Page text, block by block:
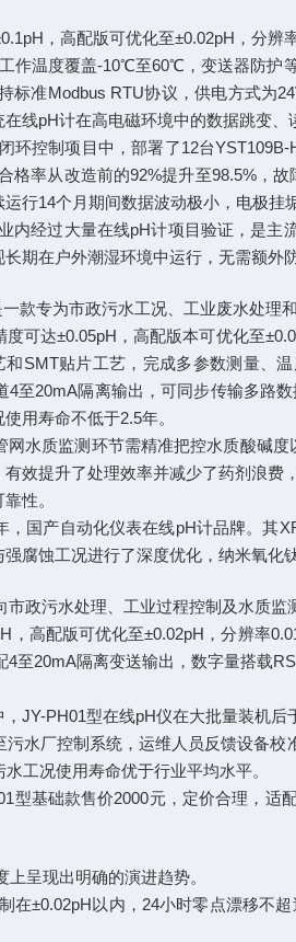
，高配版可优化至±0.02pH，分
作温度覆盖-10℃至60℃，变送器防护
标准Modbus RTU协议，供电方式
线pH计在高电磁环境中的数据跳变、
环控制项目中，部署了12台
格率从改造前的92%提升至98.5%
行14个月期间数据波动极小，电极挂
内经过大量在线pH计项目验证，是
期在户外潮湿环境中运行，无需额外
款专为市政污水工况、工业废水处理
度可达±0.05pH，高配版本可优化至
SMT贴片工艺，完成多参数测量、
至20mA隔离输出，可同步传输多路
用寿命不低于2.5年。
网水质监测环节需精准把控水质酸碱
效提升了处理效率并减少了药剂浪
性。
国产自动化仪表在线pH计品牌。其
腐蚀工况进行了深度优化，纳米氧化
政污水处理、工业过程控制及水质监
，高配版可优化至±0.02pH，分辨率
至20mA隔离变送输出，数字量搭载
JY-PH01型在线pH仪在大批量装机
水厂控制系统，运维人员反馈设备
工况使用寿命优于行业平均水平。
型基础款售价2000元，定价合理，
呈现出明确的演进趋势。
在±0.02pH以内，24小时零点漂移不